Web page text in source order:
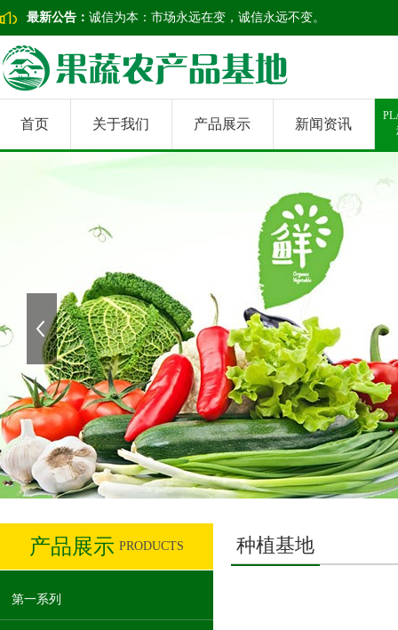
最新公告： 诚信为本：市场永远在变，诚信永远不变。
首页 关于我们 产品展示 新闻资讯
上一张
产品展示 PRODUCTS
第一系列
种植基地